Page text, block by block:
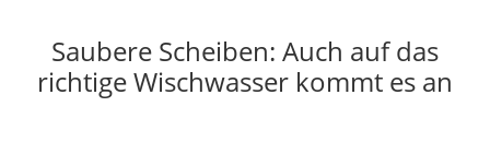
Saubere Scheiben: Auch auf das
richtige Wischwasser kommt es an